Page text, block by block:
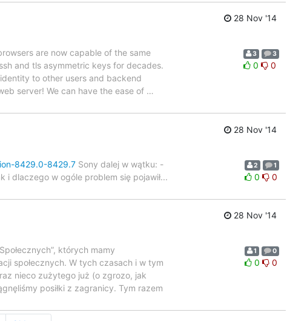
28 Nov '14
are now capable of the same
and tls asymmetric keys for decades.
to other users and backend
server! We can have the ease of …
3 3
0 0
28 Nov '14
8429.0-8429.7 Sony dalej w wątku: -
dlaczego w ogóle problem się pojawił...
2 1
0 0
28 Nov '14
których mamy
społecznych. W tych czasach i w tym
nieco zużytego już (o zgrozo, jak
posiłki z zagranicy. Tym razem
1 0
0 0